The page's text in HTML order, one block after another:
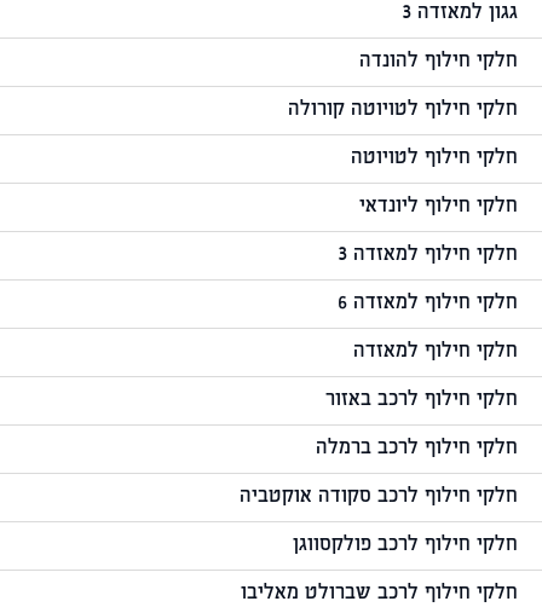
גגון למאזדה 3
חלקי חילוף להונדה
חלקי חילוף לטויוטה קורולה
חלקי חילוף לטויוטה
חלקי חילוף ליונדאי
חלקי חילוף למאזדה 3
חלקי חילוף למאזדה 6
חלקי חילוף למאזדה
חלקי חילוף לרכב באזור
חלקי חילוף לרכב ברמלה
חלקי חילוף לרכב סקודה אוקטביה
חלקי חילוף לרכב פולקסווגן
חלקי חילוף לרכב שברולט מאליבו